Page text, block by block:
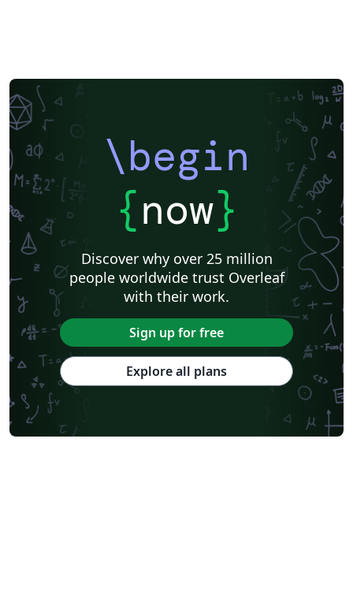
\begin
{now}
Discover why over 25 million
people worldwide trust Overleaf
with their work.
Sign up for free
Explore all plans